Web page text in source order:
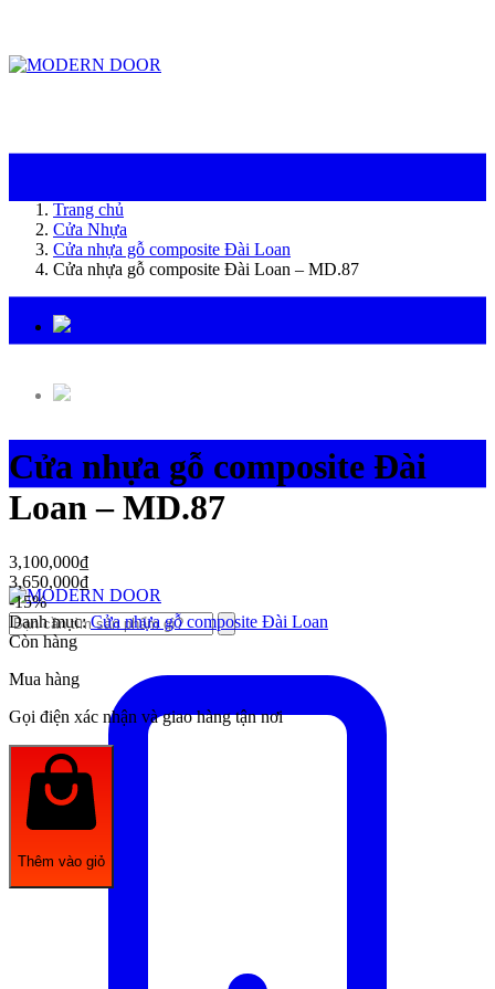
Trang chủ
Cửa Nhựa
Cửa nhựa gỗ composite Đài Loan
Cửa nhựa gỗ composite Đài Loan – MD.87
Cửa nhựa gỗ composite Đài
Loan – MD.87
3,100,000₫
3,650,000₫
-15%
Danh mục:Cửa nhựa gỗ composite Đài Loan
Còn hàng
Mua hàng
Gọi điện xác nhận và giao hàng tận nơi
Thêm vào giỏ